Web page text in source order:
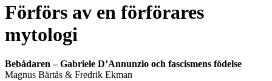
Förförs av en förförares
mytologi
Bebådaren – Gabriele D’Annunzio och fascismens födelse
Magnus Bärtås & Fredrik Ekman